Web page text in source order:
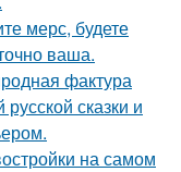
мерс, будете
ваша.
фактура
сказки и
на самом